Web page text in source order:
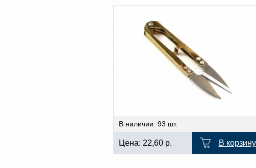
В наличии: 93 шт.
Цена: 22,60 р. В корзину